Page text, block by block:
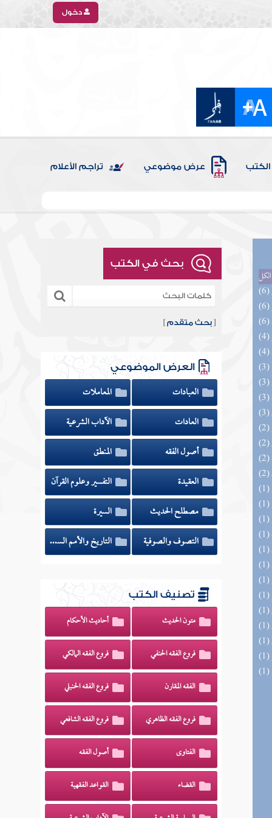
دخول
الكتب عرض موضوعي تراجم الأعلام
الكل
بحث في الكتب
[بحث متقدم ]
العرض الموضوعي
العبادات
المعاملات
العادات
الآداب الشرعية
أصول الفقه
المنطق
العقيدة
التفسير وعلوم القرآن
مصطلح الحديث
السيرة
التصوف والصوفية
التاريخ والأمم السابقة
تصنيف الكتب
متون الحديث أحاديث الأحكام
فروع الفقه الحنفي فروع الفقه المالكي
الفقه المقارن فروع الفقه الحنبلي
فروع الفقه الظاهري فروع الفقه الشافعي
الفتاوى أصول الفقه
القضاء القواعد الفقهية